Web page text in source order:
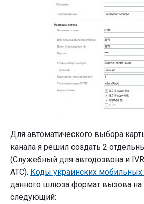
Для автоматического выбора
канала я решил создать 2
(Служебный для автодозвона и
АТС). Коды украинских мобильных
данного шлюза формат вызова на
следующий: